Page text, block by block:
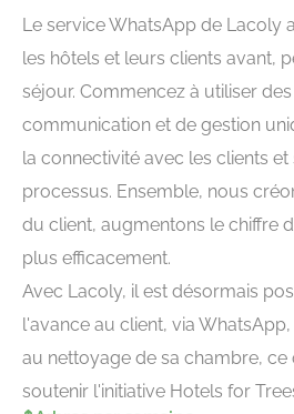
Le service WhatsApp de Lacoly
les hôtels et leurs clients avant,
séjour. Commencez à utiliser
communication et de gestion
la connectivité avec les clients et
processus. Ensemble, nous
du client, augmentons le chiffre
plus efficacement.
Avec Lacoly, il est désormais
l'avance au client, via
au nettoyage de sa chambre,
soutenir l'initiative Hotels for